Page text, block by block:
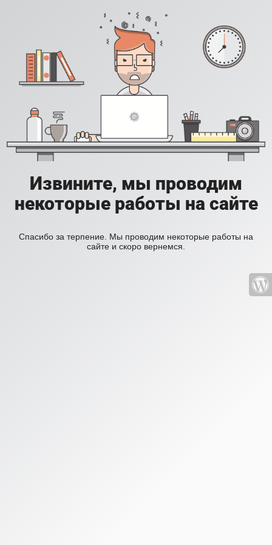
Извините, мы проводим
некоторые работы на сайте
Спасибо за терпение. Мы проводим некоторые работы на
сайте и скоро вернемся.